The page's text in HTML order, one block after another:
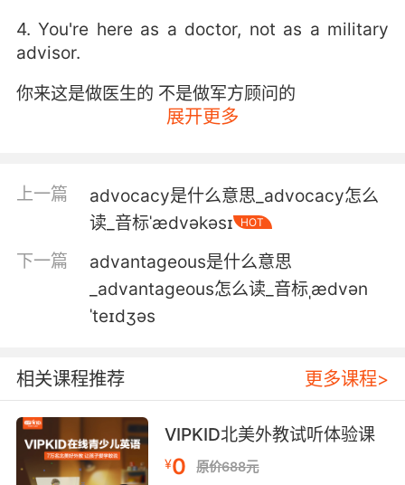
4. You're here as a doctor, not as a military
advisor.
你来这是做医生的 不是做军方顾问的
6. All of his advisors would have told him not
他所有的顾问一定都劝过他不要来
7. She just asked me to be her advisor.
8. This is your advisor's grant money, not
yours.
这是你顾问的基金 不是你的
展开更多
上一篇
advocacy是什么意思_advocacy怎么
读_音标ˈædvəkəsɪ
HOT
下一篇
advantageous是什么意思
_advantageous怎么读_音标ˌædvən
ˈteɪdʒəs
相关课程推荐 更多课程>
VIPKID北美外教试听体验课
¥0 原价688元